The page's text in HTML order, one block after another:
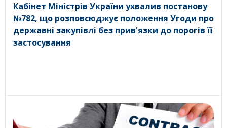
Кабінет Міністрів України ухвалив постанову
№782, що розповсюджує положення Угоди про
державні закупівлі без прив'язки до порогів її
застосування